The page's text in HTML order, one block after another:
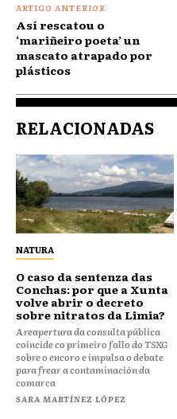
ARTIGO ANTERIOR
Así rescatou o
‘mariñeiro poeta’ un
mascato atrapado por
plásticos
RELACIONADAS
NATURA
O caso da sentenza das
Conchas: por que a Xunta
volve abrir o decreto
sobre nitratos da Limia?
A reapertura da consulta pública
coincide co primeiro fallo do TSXG
sobre o encoro e impulsa o debate
para frear a contaminación da
comarca
SARA MARTÍNEZ LÓPEZ